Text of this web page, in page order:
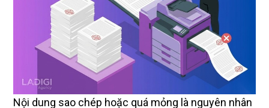
Nội dung sao chép hoặc quá mỏng là nguyên nhân